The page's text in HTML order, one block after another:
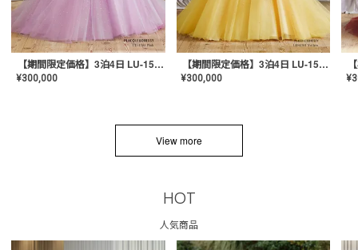
【期間限定価格】3泊4日 LU-1501(Pink)
¥300,000
【期間限定価格】3泊4日 LU-1501(Yellow)
¥300,000 ¥
View more
HOT
人気商品